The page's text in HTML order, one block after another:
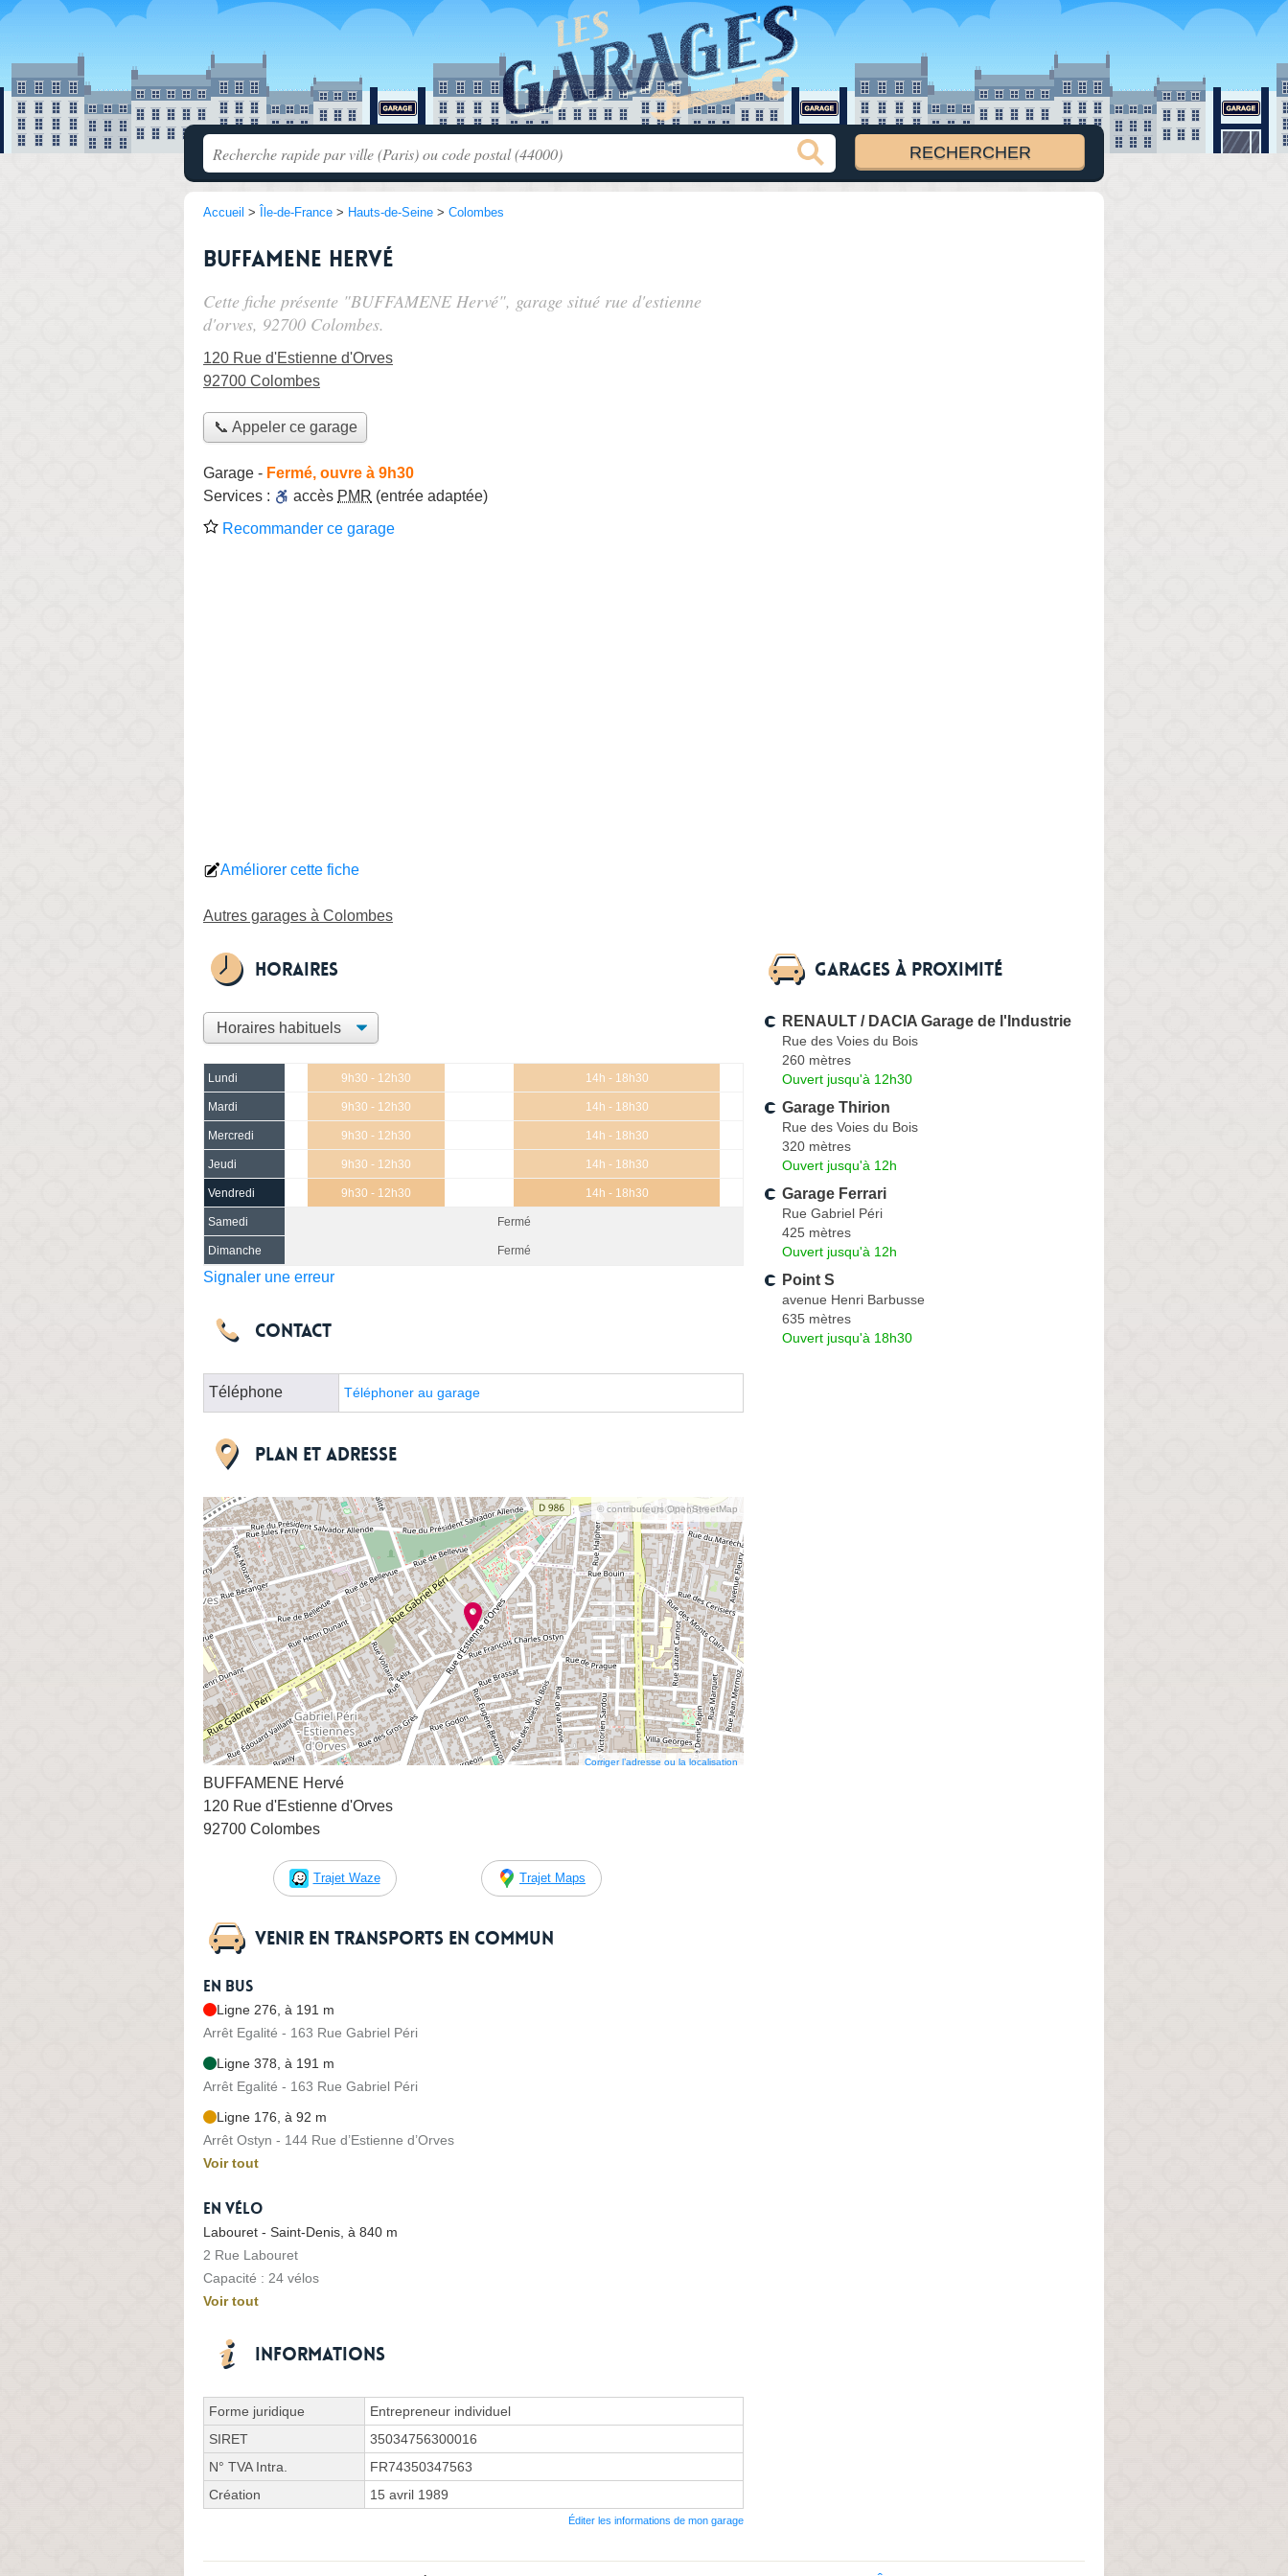
Accueil > Île-de-France > Hauts-de-Seine > Colombes
BUFFAMENE Hervé
Cette fiche présente "BUFFAMENE Hervé", garage situé rue d'estienne
d'orves, 92700 Colombes.
120 Rue d'Estienne d'Orves
92700 Colombes
📞 Appeler ce garage
Garage - Fermé, ouvre à 9h30
Services :
accès PMR (entrée adaptée)
Recommander ce garage
Améliorer cette fiche
Autres garages à Colombes
Horaires
Lundi 9h30 - 12h30 14h - 18h30
Mardi 9h30 - 12h30 14h - 18h30
Mercredi 9h30 - 12h30 14h - 18h30
Jeudi 9h30 - 12h30 14h - 18h30
Vendredi 9h30 - 12h30 14h - 18h30
Samedi Fermé
Dimanche Fermé
Signaler une erreur
Contact
Téléphone Téléphoner au garage
Plan et adresse
© contributeurs OpenStreetMap
Corriger l’adresse ou la localisation
BUFFAMENE Hervé
120 Rue d'Estienne d'Orves
92700 Colombes
Trajet Waze Trajet Maps
Venir en transports en commun
En bus
Ligne 276, à 191 m
Arrêt Egalité - 163 Rue Gabriel Péri
Ligne 378, à 191 m
Arrêt Egalité - 163 Rue Gabriel Péri
Ligne 176, à 92 m
Arrêt Ostyn - 144 Rue d’Estienne d’Orves
Voir tout
En vélo
Labouret - Saint-Denis, à 840 m
2 Rue Labouret
Capacité : 24 vélos
Voir tout
Informations
Forme juridique
Entrepreneur individuel
SIRET
35034756300016
N° TVA Intra.
FR74350347563
Création
15 avril 1989
Éditer les informations de mon garage
Garages à proximité
RENAULT / DACIA Garage de l'Industrie
Rue des Voies du Bois
260 mètres
Ouvert jusqu'à 12h30
Garage Thirion
Rue des Voies du Bois
320 mètres
Ouvert jusqu'à 12h
Garage Ferrari
Rue Gabriel Péri
425 mètres
Ouvert jusqu'à 12h
Point S
avenue Henri Barbusse
635 mètres
Ouvert jusqu'à 18h30